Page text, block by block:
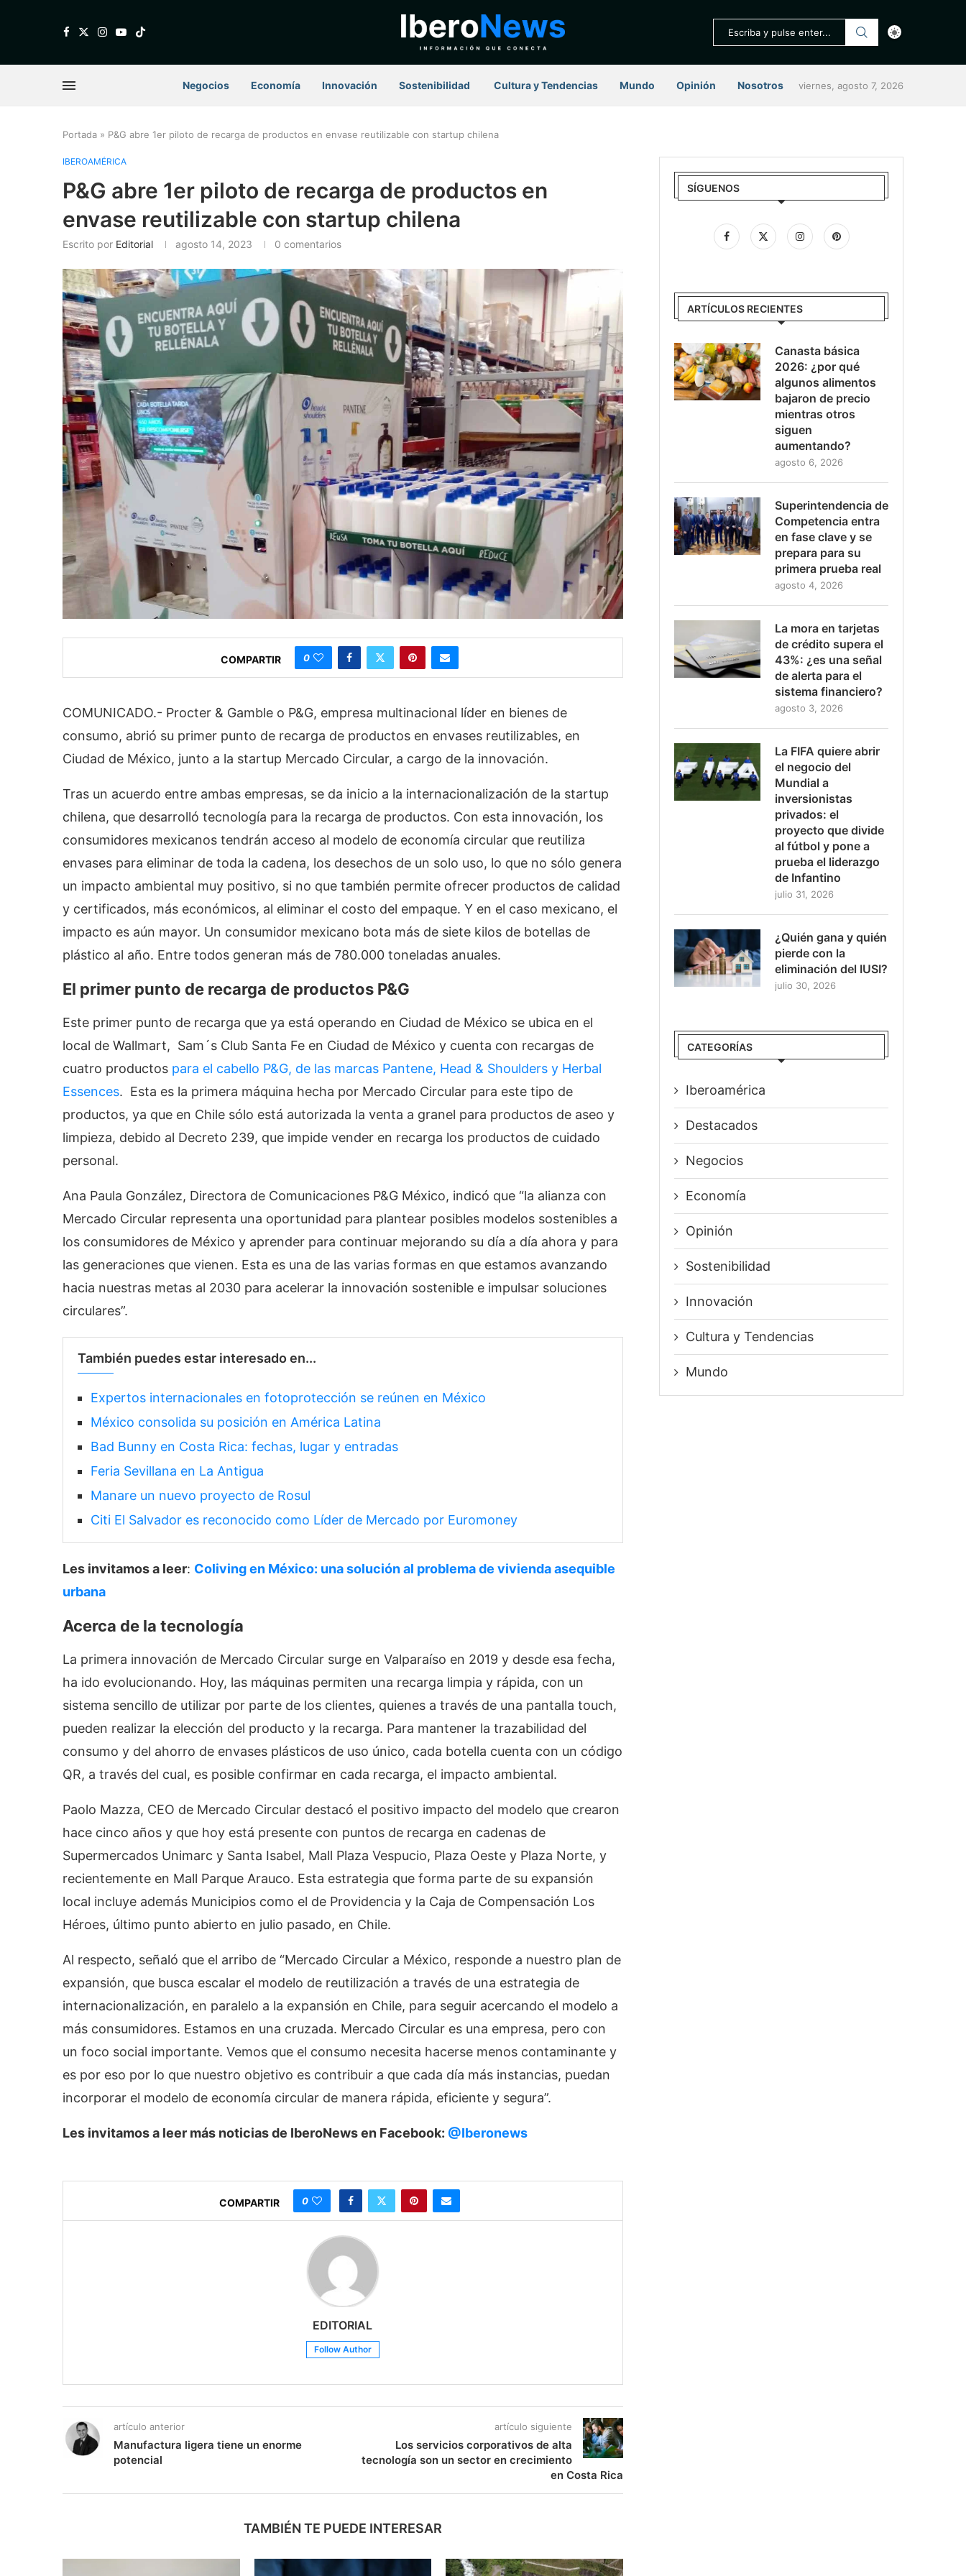
Negocios Economía Innovación Sostenibilidad ⁠ Cultura y Tendencias Mundo Opinión Nosotros viernes, agosto 7, 2026
Portada » P&G abre 1er piloto de recarga de productos en envase reutilizable con startup chilena
IBEROAMÉRICA
P&G abre 1er piloto de recarga de productos en
envase reutilizable con startup chilena
Escrito por Editorial agosto 14, 2023 0 comentarios
COMPARTIR 0
COMUNICADO.- Procter & Gamble o P&G, empresa multinacional líder en bienes de
consumo, abrió su primer punto de recarga de productos en envases reutilizables, en
Ciudad de México, junto a la startup Mercado Circular, a cargo de la innovación.
Tras un acuerdo entre ambas empresas, se da inicio a la internacionalización de la startup
chilena, que desarrolló tecnología para la recarga de productos. Con esta innovación, los
consumidores mexicanos tendrán acceso al modelo de economía circular que reutiliza
envases para eliminar de toda la cadena, los desechos de un solo uso, lo que no sólo genera
un impacto ambiental muy positivo, si no que también permite ofrecer productos de calidad
y certificados, más económicos, al eliminar el costo del empaque. Y en el caso mexicano, el
impacto es aún mayor. Un consumidor mexicano bota más de siete kilos de botellas de
plástico al año. Entre todos generan más de 780.000 toneladas anuales.
El primer punto de recarga de productos P&G
Este primer punto de recarga que ya está operando en Ciudad de México se ubica en el
local de Wallmart, Sam´s Club Santa Fe en Ciudad de México y cuenta con recargas de
cuatro productos para el cabello P&G, de las marcas Pantene, Head & Shoulders y Herbal
Essences. Esta es la primera máquina hecha por Mercado Circular para este tipo de
productos, ya que en Chile sólo está autorizada la venta a granel para productos de aseo y
limpieza, debido al Decreto 239, que impide vender en recarga los productos de cuidado
personal.
Ana Paula González, Directora de Comunicaciones P&G México, indicó que “la alianza con
Mercado Circular representa una oportunidad para plantear posibles modelos sostenibles a
los consumidores de México y aprender para continuar mejorando su día a día ahora y para
las generaciones que vienen. Esta es una de las varias formas en que estamos avanzando
hacia nuestras metas al 2030 para acelerar la innovación sostenible e impulsar soluciones
circulares”.
También puedes estar interesado en...
Expertos internacionales en fotoprotección se reúnen en México
México consolida su posición en América Latina
Bad Bunny en Costa Rica: fechas, lugar y entradas
Feria Sevillana en La Antigua
Manare un nuevo proyecto de Rosul
Citi El Salvador es reconocido como Líder de Mercado por Euromoney
Les invitamos a leer: Coliving en México: una solución al problema de vivienda asequible
urbana
Acerca de la tecnología
La primera innovación de Mercado Circular surge en Valparaíso en 2019 y desde esa fecha,
ha ido evolucionando. Hoy, las máquinas permiten una recarga limpia y rápida, con un
sistema sencillo de utilizar por parte de los clientes, quienes a través de una pantalla touch,
pueden realizar la elección del producto y la recarga. Para mantener la trazabilidad del
consumo y del ahorro de envases plásticos de uso único, cada botella cuenta con un código
QR, a través del cual, es posible confirmar en cada recarga, el impacto ambiental.
Paolo Mazza, CEO de Mercado Circular destacó el positivo impacto del modelo que crearon
hace cinco años y que hoy está presente con puntos de recarga en cadenas de
Supermercados Unimarc y Santa Isabel, Mall Plaza Vespucio, Plaza Oeste y Plaza Norte, y
recientemente en Mall Parque Arauco. Esta estrategia que forma parte de su expansión
local incluye además Municipios como el de Providencia y la Caja de Compensación Los
Héroes, último punto abierto en julio pasado, en Chile.
Al respecto, señaló que el arribo de “Mercado Circular a México, responde a nuestro plan de
expansión, que busca escalar el modelo de reutilización a través de una estrategia de
internacionalización, en paralelo a la expansión en Chile, para seguir acercando el modelo a
más consumidores. Estamos en una cruzada. Mercado Circular es una empresa, pero con
un foco social importante. Vemos que el consumo necesita hacerse menos contaminante y
es por eso por lo que nuestro objetivo es contribuir a que cada día más instancias, puedan
incorporar el modelo de economía circular de manera rápida, eficiente y segura”.
Les invitamos a leer más noticias de IberoNews en Facebook: @Iberonews
COMPARTIR 0
EDITORIAL
Follow Author
artículo anterior
Manufactura ligera tiene un enorme
potencial
artículo siguiente
Los servicios corporativos de alta
tecnología son un sector en crecimiento
en Costa Rica
TAMBIÉN TE PUEDE INTERESAR
SÍGUENOS
ARTÍCULOS RECIENTES
Canasta básica
2026: ¿por qué
algunos alimentos
bajaron de precio
mientras otros
siguen
aumentando?
agosto 6, 2026
Superintendencia de
Competencia entra
en fase clave y se
prepara para su
primera prueba real
agosto 4, 2026
La mora en tarjetas
de crédito supera el
43%: ¿es una señal
de alerta para el
sistema financiero?
agosto 3, 2026
La FIFA quiere abrir
el negocio del
Mundial a
inversionistas
privados: el
proyecto que divide
al fútbol y pone a
prueba el liderazgo
de Infantino
julio 31, 2026
¿Quién gana y quién
pierde con la
eliminación del IUSI?
julio 30, 2026
CATEGORÍAS
Iberoamérica
Destacados
Negocios
Economía
Opinión
Sostenibilidad
Innovación
⁠Cultura y Tendencias
Mundo